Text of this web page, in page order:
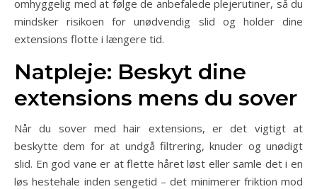
omhyggelig med at følge de anbefalede plejerutiner, så du
mindsker risikoen for unødvendig slid og holder dine
extensions flotte i længere tid.
Natpleje: Beskyt dine
extensions mens du sover
Når du sover med hair extensions, er det vigtigt at
beskytte dem for at undgå filtrering, knuder og unødigt
slid. En god vane er at flette håret løst eller samle det i en
løs hestehale inden sengetid – det minimerer friktion mod